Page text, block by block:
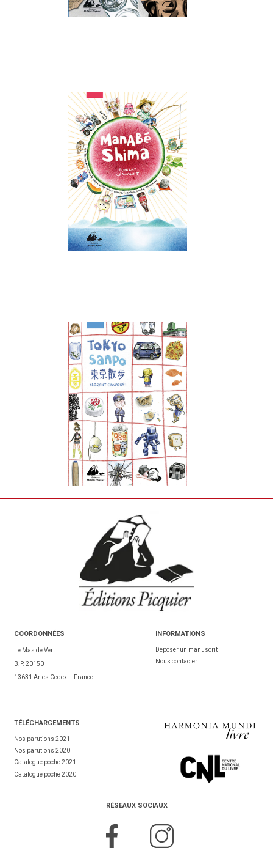
COORDONNÉES
Le Mas de Vert
B.P. 20150
13631 Arles Cedex – France
INFORMATIONS
Déposer un manuscrit
Nous contacter
TÉLÉCHARGEMENTS
Nos parutions 2021
Nos parutions 2020
Catalogue poche 2021
Catalogue poche 2020
RÉSEAUX SOCIAUX